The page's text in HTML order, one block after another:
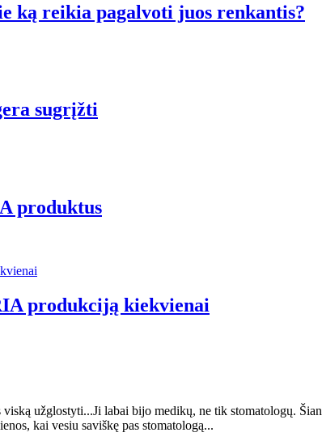
ką reikia pagalvoti juos renkantis?
sugrįžti
produktus
produkciją kiekvienai
užglostyti...Ji labai bijo medikų, ne tik stomatologų.
kai vesiu saviškę pas stomatologą...